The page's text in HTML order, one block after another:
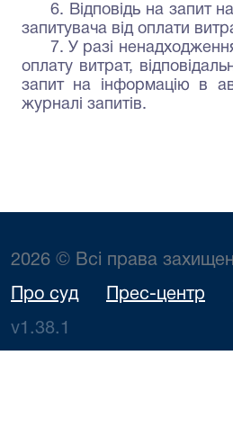
6. Відповідь на запит
запитувача від оплати
7. У разі
оплату витрат,
запит на інформацію в
журналі запитів.
2026 © Всі права
Про суд Прес-центр
v1.38.1